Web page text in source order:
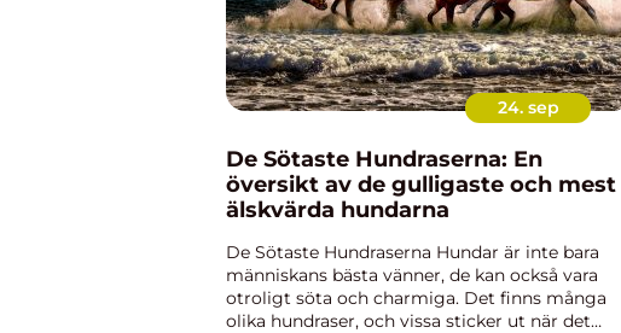
24. sep
De Sötaste Hundraserna: En
översikt av de gulligaste och mest
älskvärda hundarna
De Sötaste Hundraserna Hundar är inte bara
människans bästa vänner, de kan också vara
otroligt söta och charmiga. Det finns många
olika hundraser, och vissa sticker ut när det